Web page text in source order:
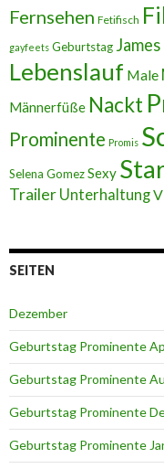
Fernsehen Fetifisch
gayfeets Geburtstag
Lebenslauf Male
Männerfüße Nackt
Prominente Promis
Selena GomezSexy
Trailer Unterhaltung
SEITEN
Dezember
Geburtstag Prominente
Geburtstag Prominente
Geburtstag Prominente
Geburtstag Prominente